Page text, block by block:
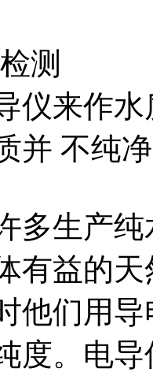
测
仪来作
并 不纯
多生产
有益的
他们用
度。电